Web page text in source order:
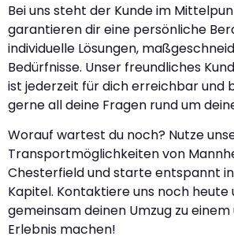
Bei uns steht der Kunde im
garantieren dir eine persönliche
individuelle Lösungen,
Bedürfnisse. Unser freundliches
ist jederzeit für dich erreichbar und
gerne all deine Fragen rund um
Worauf wartest du noch? Nutze
Transportmöglichkeiten von
Chesterfield und starte entspannt
Kapitel. Kontaktiere uns noch heute
gemeinsam deinen Umzug zu
Erlebnis machen!